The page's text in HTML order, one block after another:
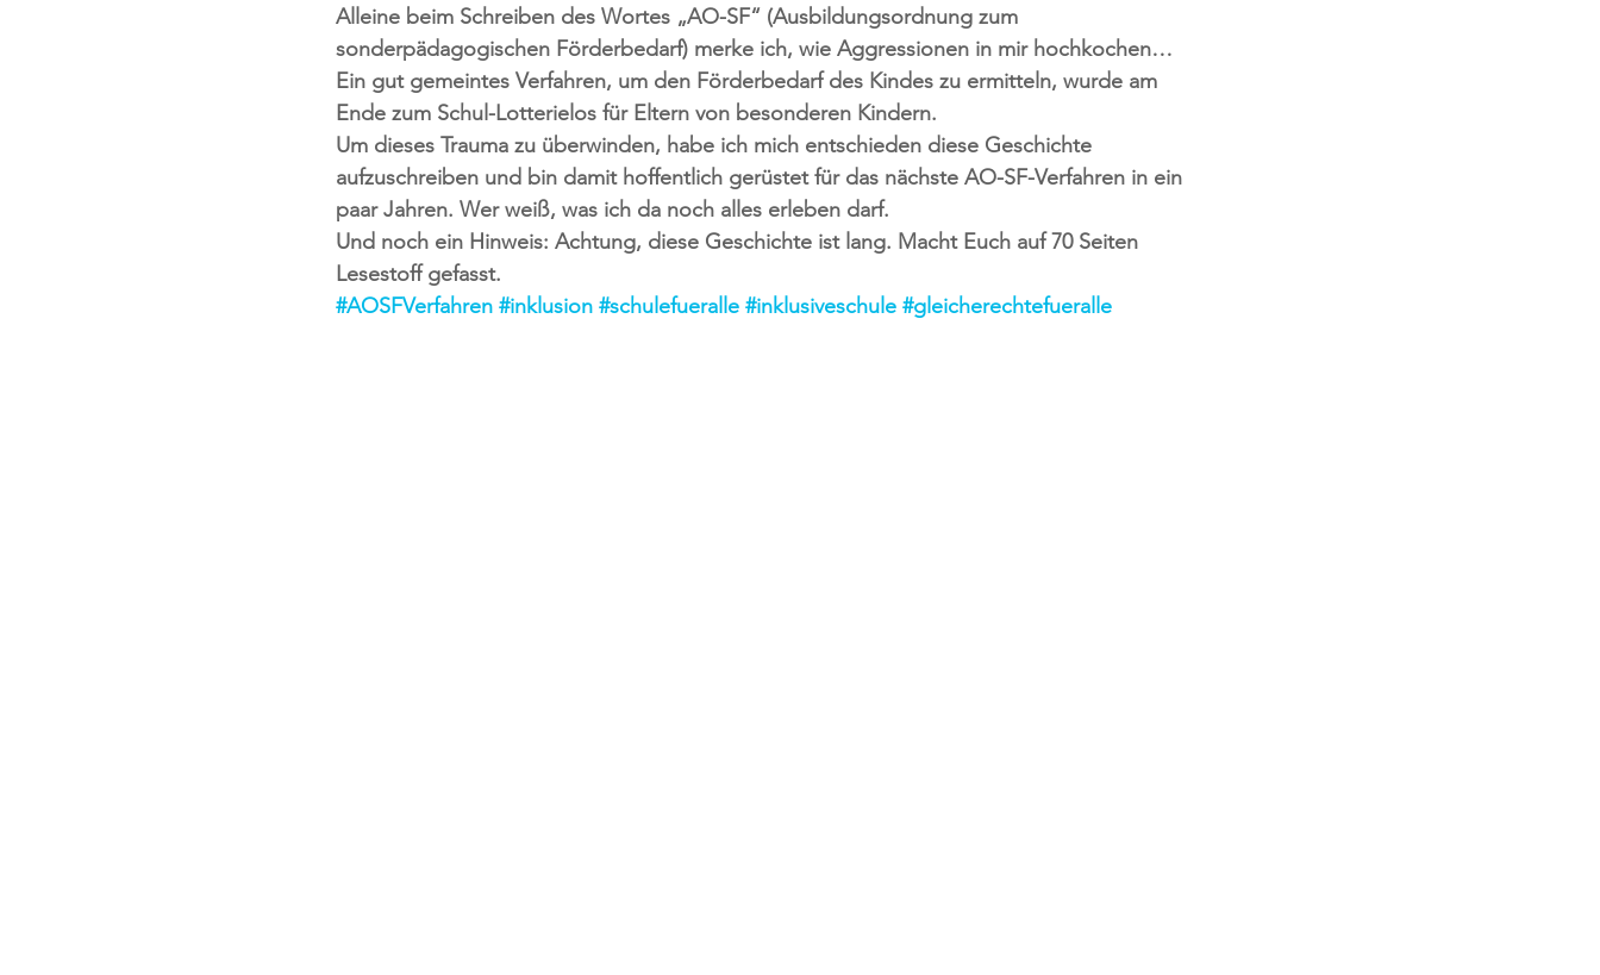
Alleine beim Schreiben des Wortes „AO-SF“ (Ausbildungsordnung zum
sonderpädagogischen Förderbedarf) merke ich, wie Aggressionen in mir hochkochen…
Ein gut gemeintes Verfahren, um den Förderbedarf des Kindes zu ermitteln, wurde am
Ende zum Schul-Lotterielos für Eltern von besonderen Kindern.
Um dieses Trauma zu überwinden, habe ich mich entschieden diese Geschichte
aufzuschreiben und bin damit hoffentlich gerüstet für das nächste AO-SF-Verfahren in ein
paar Jahren. Wer weiß, was ich da noch alles erleben darf.
Und noch ein Hinweis: Achtung, diese Geschichte ist lang. Macht Euch auf 70 Seiten
Lesestoff gefasst.
#AOSFVerfahren #inklusion #schulefueralle #inklusiveschule #gleicherechtefueralle